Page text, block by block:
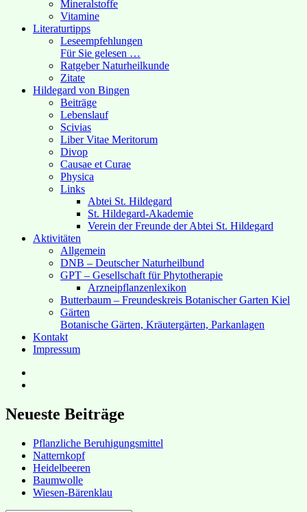
Mineralstoffe
Vitamine
Literaturtipps
Leseempfehlungen
Für Sie gelesen …
Ratgeber Naturheilkunde
Zitate
Hildegard von Bingen
Beiträge
Lebenslauf
Scivias
Liber Vitae Meritorum
Divop
Causae et Curae
Physica
Links
Abtei St. Hildegard
St. Hildegard-Akademie
Verein der Freunde der Abtei St. Hildegard
Aktivitäten
Allgemein
DNB – Deutscher Naturheilbund
GPT – Gesellschaft für Phytotherapie
Arzneipflanzenlexikon
Butterbaum – Freundeskreis Botanischer Garten Kiel
Gärten
Botanische Gärten, Kräutergärten, Parkanlagen
Kontakt
Impressum
Instagram
Neueste Beiträge
Pflanzliche Beruhigungsmittel
Natternkopf
Heidelbeeren
Baumwolle
Wiesen-Bärenklau